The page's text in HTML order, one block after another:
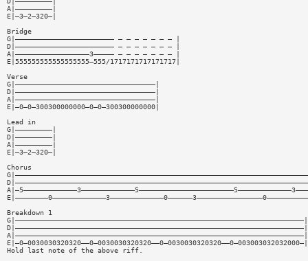
A|—————————|
E|—3—2—320—|
Bridge
G|———————————————————————— — — — — — — — |
D|———————————————————————— — — — — — — — |
A|——————————————————3————— — — — — — — — |
E|555555555555555555—555/1717171717171717|
Verse
G|——————————————————————————————————|
D|——————————————————————————————————|
A|——————————————————————————————————|
E|—0—0—300300000000—0—0—300300000000|
Lead in
G|—————————|
D|—————————|
A|—————————|
E|—3—2—320—|
Chorus
Breakdown 1
G|——————————————————————————————————————————————————————————————————————|
D|——————————————————————————————————————————————————————————————————————|
A|——————————————————————————————————————————————————————————————————————|
E|—0—0030030320320——0—0030030320320——0—0030030320320——0—003003032032000—|
Hold last note of the above riff.